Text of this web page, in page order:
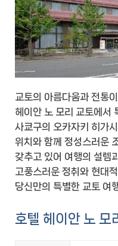
교토의 아름다움과 전통
헤이안 노 모리 교토에서
사쿄구의 오카자키 히가
위치와 함께 정성스러운
갖추고 있어 여행의 설렘
고풍스러운 정취와 현대
당신만의 특별한 교토 여
호텔 헤이안 노 모